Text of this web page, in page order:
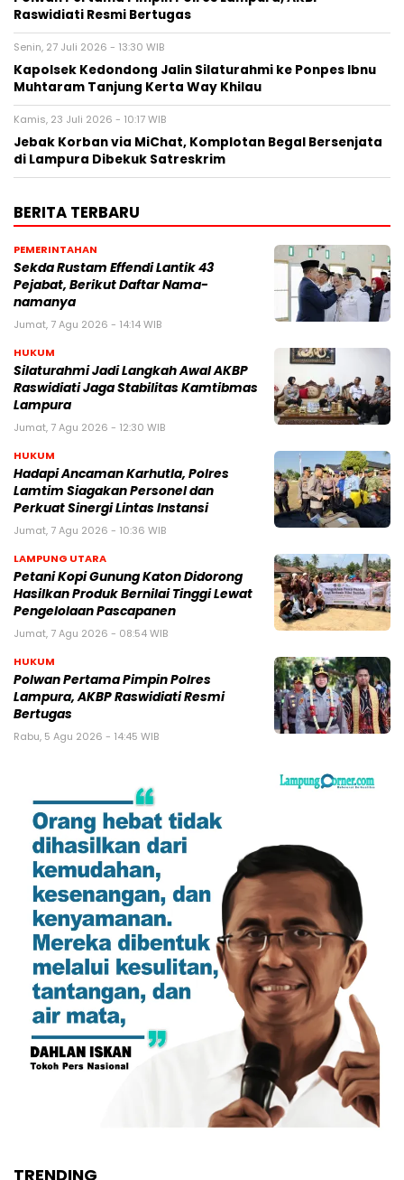
Raswidiati Resmi Bertugas
Senin, 27 Juli 2026 - 13:30 WIB
Kapolsek Kedondong Jalin Silaturahmi ke Ponpes Ibnu
Muhtaram Tanjung Kerta Way Khilau
Kamis, 23 Juli 2026 - 10:17 WIB
Jebak Korban via MiChat, Komplotan Begal Bersenjata
di Lampura Dibekuk Satreskrim
BERITA TERBARU
PEMERINTAHAN
Sekda Rustam Effendi Lantik 43
Pejabat, Berikut Daftar Nama-
namanya
Jumat, 7 Agu 2026 - 14:14 WIB
HUKUM
Silaturahmi Jadi Langkah Awal AKBP
Raswidiati Jaga Stabilitas Kamtibmas
Lampura
Jumat, 7 Agu 2026 - 12:30 WIB
HUKUM
Hadapi Ancaman Karhutla, Polres
Lamtim Siagakan Personel dan
Perkuat Sinergi Lintas Instansi
Jumat, 7 Agu 2026 - 10:36 WIB
LAMPUNG UTARA
Petani Kopi Gunung Katon Didorong
Hasilkan Produk Bernilai Tinggi Lewat
Pengelolaan Pascapanen
Jumat, 7 Agu 2026 - 08:54 WIB
HUKUM
Polwan Pertama Pimpin Polres
Lampura, AKBP Raswidiati Resmi
Bertugas
Rabu, 5 Agu 2026 - 14:45 WIB
TRENDING